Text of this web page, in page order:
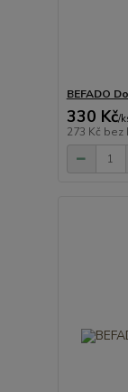
BEFADO
330 Kč/
273 Kč bez